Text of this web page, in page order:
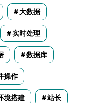
大数据
实时处理
数据库
操作
境搭建 站长